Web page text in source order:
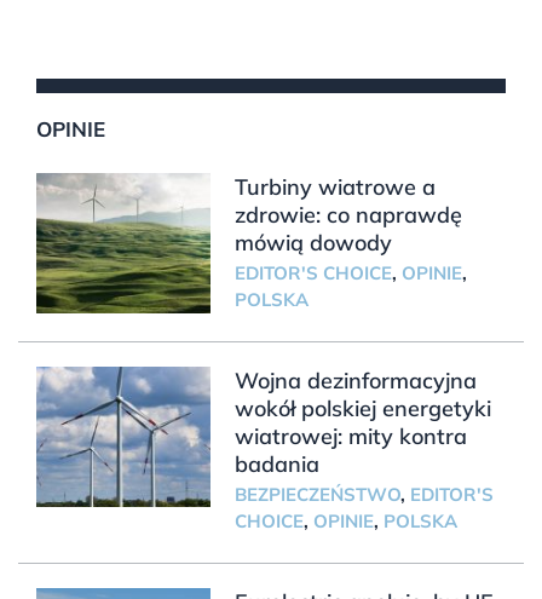
OPINIE
Turbiny wiatrowe a
zdrowie: co naprawdę
mówią dowody
EDITOR'S CHOICE, OPINIE,
POLSKA
Wojna dezinformacyjna
wokół polskiej energetyki
wiatrowej: mity kontra
badania
BEZPIECZEŃSTWO, EDITOR'S
CHOICE, OPINIE, POLSKA